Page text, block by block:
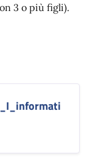
3 o più figli).